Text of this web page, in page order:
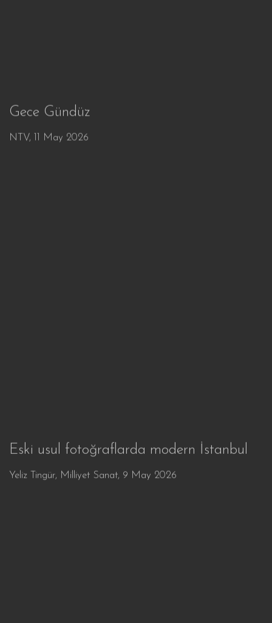
Gece Gündüz
NTV, 11 May 2026
Eski usul fotoğraflarda modern İstanbul
Yeliz Tingür, Milliyet Sanat, 9 May 2026